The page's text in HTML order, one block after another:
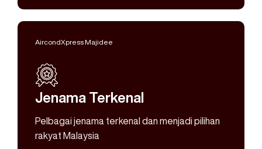
AircondXpress Majidee
Jenama Terkenal
Pelbagai jenama terkenal dan menjadi pilihan
rakyat Malaysia